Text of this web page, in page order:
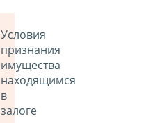
Условия
признания
имущества
находящимся
в
залоге